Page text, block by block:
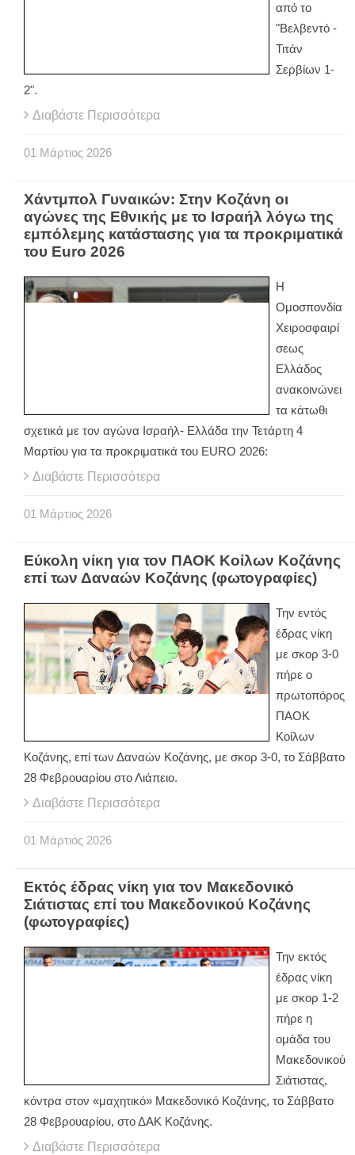
από το
"Βελβεντό -
Τιτάν
Σερβίων 1-
2".
Διαβάστε Περισσότερα
01 Μάρτιος 2026
Χάντμπολ Γυναικών: Στην Κοζάνη οι
αγώνες της Εθνικής με το Ισραήλ λόγω της
εμπόλεμης κατάστασης για τα προκριματικά
του Euro 2026
Η
Ομοσπονδία
Χειροσφαιρί
σεως
Ελλάδος
ανακοινώνει
τα κάτωθι
σχετικά με τον αγώνα Ισραήλ- Ελλάδα την Τετάρτη 4
Μαρτίου για τα προκριματικά του ΕURO 2026:
Διαβάστε Περισσότερα
01 Μάρτιος 2026
Εύκολη νίκη για τον ΠΑΟΚ Κοίλων Κοζάνης
επί των Δαναών Κοζάνης (φωτογραφίες)
Την εντός
έδρας νίκη
με σκορ 3-0
πήρε ο
πρωτοπόρος
ΠΑΟΚ
Κοίλων
Κοζάνης, επί των Δαναών Κοζάνης, με σκορ 3-0, το Σάββατο
28 Φεβρουαρίου στο Λιάπειο.
Διαβάστε Περισσότερα
01 Μάρτιος 2026
Εκτός έδρας νίκη για τον Μακεδονικό
Σιάτιστας επί του Μακεδονικού Κοζάνης
(φωτογραφίες)
Την εκτός
έδρας νίκη
με σκορ 1-2
πήρε η
ομάδα του
Μακεδονικού
Σιάτιστας,
κόντρα στον «μαχητικό» Μακεδονικό Κοζάνης, το Σάββατο
28 Φεβρουαρίου, στο ΔΑΚ Κοζάνης.
Διαβάστε Περισσότερα